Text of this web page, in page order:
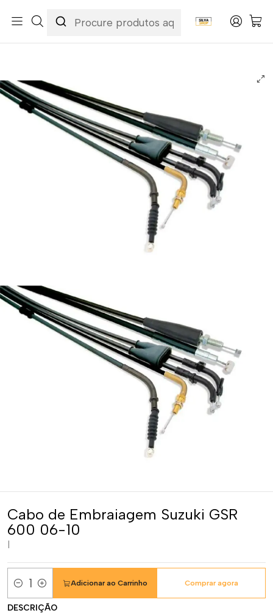
Acessórios & Personalização
Cabos
Cabos de Embraiagem
Cabo de Embraiagem Suzuki GSR 600 06-10
Cabo de Embraiagem Suzuki GSR
600 06-10
Quantidade
Adicionar ao Carrinho Comprar agora
DESCRIÇÃO